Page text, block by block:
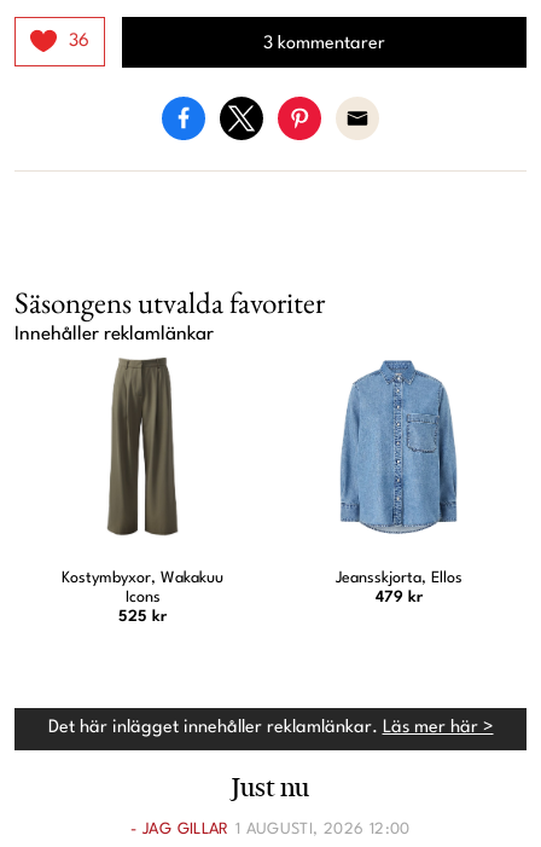
36 3 kommentarer
Säsongens utvalda favoriter
Innehåller reklamlänkar
Jeansskjorta, Ellos
479 kr
Sneakers, Adidas
1 349 kr
Det här inlägget innehåller reklamlänkar. Läs mer här >
Just nu
- JAG GILLAR 1 AUGUSTI, 2026 12:00